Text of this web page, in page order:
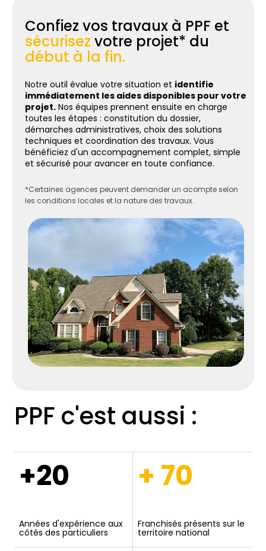
Confiez vos travaux à PPF et
sécurisez votre projet* du
début à la fin.
Notre outil évalue votre situation et identifie
immédiatement les aides disponibles pour votre
projet. Nos équipes prennent ensuite en charge
toutes les étapes : constitution du dossier,
démarches administratives, choix des solutions
techniques et coordination des travaux. Vous
bénéficiez d'un accompagnement complet, simple
et sécurisé pour avancer en toute confiance.
*Certaines agences peuvent demander un acompte selon
les conditions locales et la nature des travaux.
PPF c'est aussi :
+20
Années d'expérience aux
côtés des particuliers
+ 70
Franchisés présents sur le
territoire national